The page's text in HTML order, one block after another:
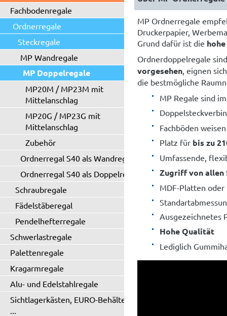
Fachbodenregale
Ordnerregale
Steckregale
MP Wandregale
MP Doppelregale
MP20M / MP23M mit
Mittelanschlag
MP20G / MP23G mit
Mittelanschlag
Zubehör
Ordnerregal S40 als Wandregal
Ordnerregal S40 als Doppelregal
Schraubregale
Fädelstäberegal
Pendelhefterregale
Schwerlastregale
Palettenregale
Kragarmregale
Alu- und Edelstahlregale
Sichtlagerkästen, EURO-Behälter
...
MP Ordnerregale
Druckerpapier,
Grund dafür ist die
Ordnerdoppelregale
vorgesehen, eignen
die bestmögliche
MP Regale sind
Fachböden
Platz für bis zu
Umfassende,
Zugriff von allen
MDF-Platten oder
Ausgezeichnetes
Hohe Qualität
Lediglich